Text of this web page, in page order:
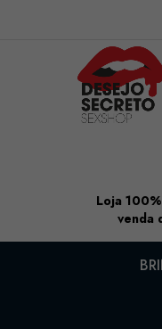
Loja
venda